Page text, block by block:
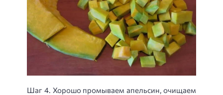
Шаг 4. Хорошо промываем апельсин, очищаем